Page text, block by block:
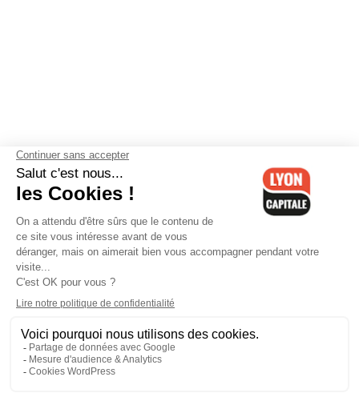
Contactez-nous-Mentions légales-CGV-Politique de
confidentialité-Gestion des cookies